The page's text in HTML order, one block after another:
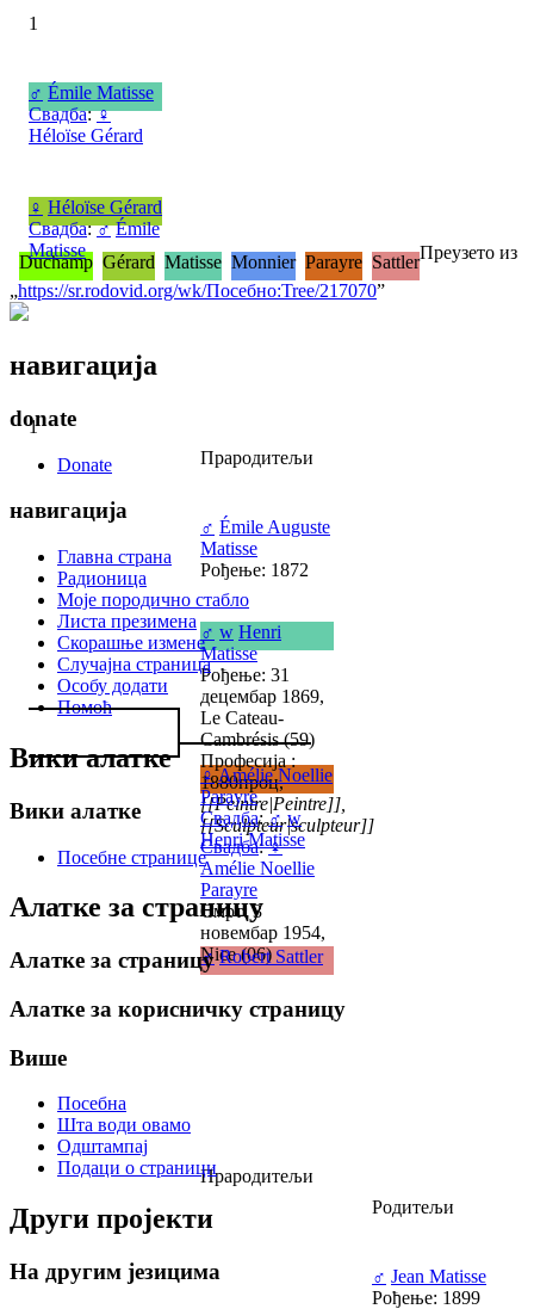
1
♂ Émile Matisse
Свадба:♀
Héloïse Gérard
♀ Héloïse Gérard
Свадба:♂ Émile
Matisse
1
Прародитељи
♂ Émile Auguste
Matisse
Рођење: 1872
♂ w Henri
Matisse
Рођење: 31
децембар 1869,
Le Cateau-
Cambrésis (59)
Професија :
1880проц,
[[Peintre|Peintre]],
[[Sculpteur|sculpteur]]
Свадба:♀
Amélie Noellie
Parayre
Смрт: 3
новембар 1954,
Nice (06)
♀Amélie Noellie
Parayre
Свадба:♂ w
Henri Matisse
♂ Robert Sattler
Прародитељи
Родитељи
♂ Jean Matisse
Рођење: 1899
Duchamp Gérard Matisse Monnier Parayre SattlerПреузето из
„https://sr.rodovid.org/wk/Посебно:Tree/217070”
навигација
donate
Donate
навигација
Главна страна
Радионица
Моје породично стабло
Листа презимена
Скорашње измене
Случајна страница
Особу додати
Помоћ
Вики алатке
Вики алатке
Посебне странице
Алатке за страницу
Алатке за страницу
Алатке за корисничку страницу
Више
Посебна
Шта води овамо
Одштампај
Подаци о страници
Други пројекти
На другим језицима